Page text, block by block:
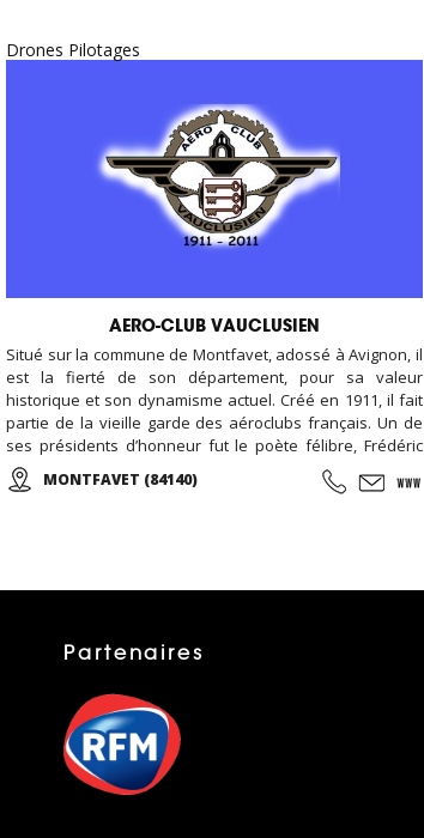
Drones Pilotages
AERO-CLUB VAUCLUSIEN
Situé sur la commune de Montfavet, adossé à Avignon, il
est la fierté de son département, pour sa valeur
historique et son dynamisme actuel. Créé en 1911, il fait
partie de la vieille garde des aéroclubs français. Un de
ses présidents d’honneur fut le poète félibre, Frédéric
Mistral. L'Aéro-Club Vauclusien totalise 4 000 heures de
vol par an, dont la moitié en école. La flotte comprend 3
MONTFAVET (84140)
Partenaires